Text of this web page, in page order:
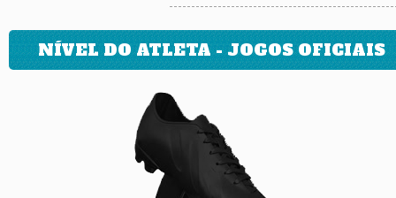
NÍVEL DO ATLETA - JOGOS OFICIAIS